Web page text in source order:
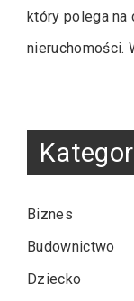
który polega na
nieruchomości.
Biznes
Budownictwo
Dziecko